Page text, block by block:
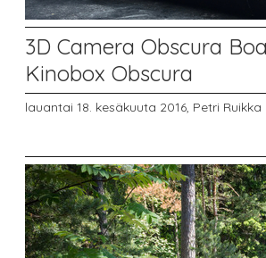
3D Camera Obscura
Kinobox Obscura
lauantai 18. kesäkuuta 2016, Petri Ruikka